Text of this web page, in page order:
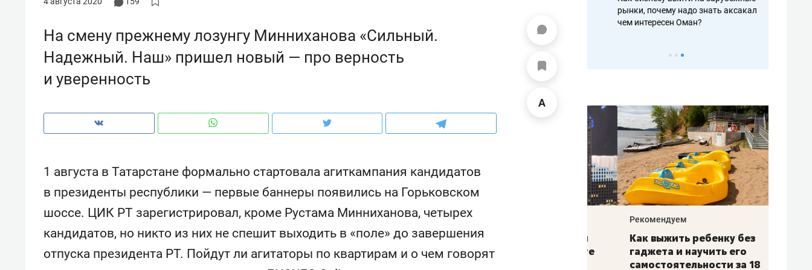
На смену прежнему лозунгу Минниханова «Сильный.
Надежный. Наш» пришел новый — про верность
и уверенность
1 августа в Татарстане формально стартовала агиткампания кандидатов
в президенты республики — первые баннеры появились на Горьковском
шоссе. ЦИК РТ зарегистрировал, кроме Рустама Минниханова, четырех
кандидатов, но никто из них не спешит выходить в «поле» до завершения
отпуска президента РТ. Пойдут ли агитаторы по квартирам и о чем говорят
рынки, почему надо знать аксакалов и
чем интересен Оман?
Рекомендуем
Оставить шум за волной: как
строят тишину в казанском
ЖК «Заря»
Рекомендуем
Психотерапевт «Фороса»:
«Директорский невроз» –
когда человек не считает
Рекомендуем
Дизайнер-прораб Наталья
Наседкина: «Ремонт вместе
с мебелью за 2 миллиона –
Рекомендуем
Как выжить ребенку без
гаджета и научить его
самостоятельности за 18